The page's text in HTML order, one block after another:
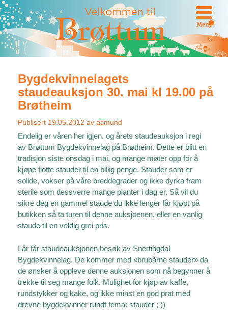
Meny
Bygdekvinnelagets
staudeauksjon 30. mai kl 19.00 på
Brøtheim
Publisert 19.05.2012 av asmund
Endelig er våren her igjen, og årets staudeauksjon i regi
av Brøttum Bygdekvinnelag på Brøtheim. Dette er blitt en
tradisjon siste onsdag i mai, og mange møter opp for å
kjøpe flotte stauder til en billig penge. Stauder som er
solide, vokser på våre breddegrader og ikke dyrka fram
sterile som dessverre mange planter i dag er. Så vil du
sikre deg en gammel staude du ikke lenger får kjøpt på
butikken så ta turen til denne auksjoenen, eller en vanlig
staude til en veldig grei pris.
I år får staudeauksjonen besøk av Snertingdal
Bygdekvinnelag. De kommer med «brubårne stauder» da
de ønsker å oppleve denne auksjonen som nå begynner å
trekke til seg mange folk. Mulighet for kjøp av kaffe,
rundstykker og kake, og ikke minst en god prat med
drevne bygdekvinner rundt tema: stauder ; ))